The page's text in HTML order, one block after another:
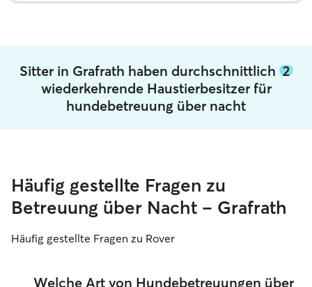
Sitter in Grafrath haben durchschnittlich 2
wiederkehrende Haustierbesitzer für
hundebetreuung über nacht
Häufig gestellte Fragen zu
Betreuung über Nacht – Grafrath
Häufig gestellte Fragen zu Rover
Welche Art von Hundebetreuungen über